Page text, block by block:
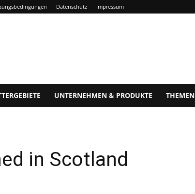
Datenschutz Impressum
UNTERNEHMEN & PRODUKTE THEMEN
in Scotland